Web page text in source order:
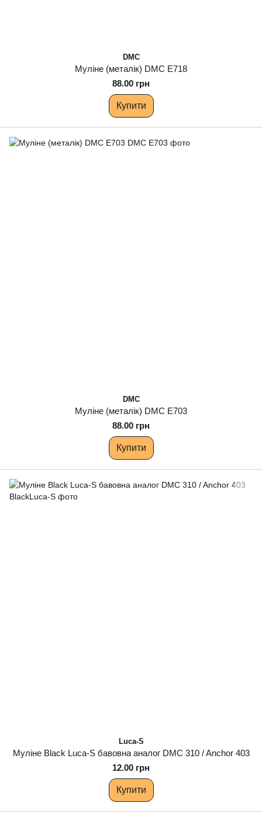
DMC
Муліне (металік) DMC E718
88.00 грн
Купити
DMC
Муліне (металік) DMC E703
88.00 грн
Купити
Luca-S
Муліне Black Luca-S бавовна аналог DMC 310 / Anchor 403
12.00 грн
Купити